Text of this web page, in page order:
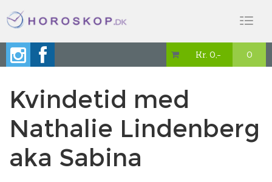
 Kr. 0,- 0
Kvindetid med
Nathalie Lindenberg
aka Sabina